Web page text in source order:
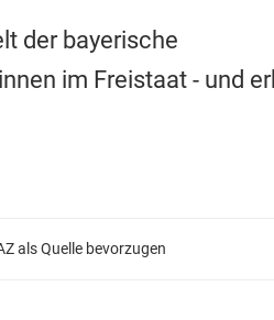
der bayerische
im Freistaat - und
als Quelle bevorzugen